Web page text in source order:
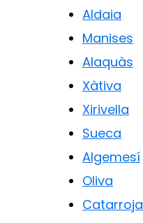
Aldaia
Manises
Alaquàs
Xàtiva
Xirivella
Sueca
Algemesí
Oliva
Catarroja